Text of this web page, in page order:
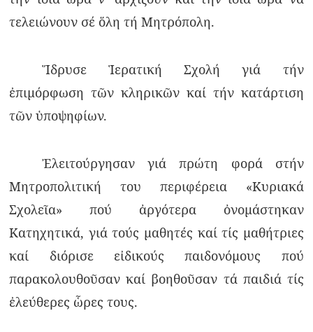
τελειώνουν σέ ὅλη τή Μητρόπολη.
Ἵδρυσε Ἱερατική Σχολή γιά τήν
ἐπιμόρφωση τῶν κληρικῶν καί τήν κατάρτιση
τῶν ὑποψηφίων.
Ἐλειτούργησαν γιά πρώτη φορά στήν
Μητροπολιτική του περιφέρεια «Κυριακά
Σχολεῖα» πού ἀργότερα ὀνομάστηκαν
Κατηχητικά, γιά τούς μαθητές καί τίς μαθήτριες
καί διόρισε εἰδικούς παιδονόμους πού
παρακολουθοῦσαν καί βοηθοῦσαν τά παιδιά τίς
ἐλεύθερες ὧρες τους.